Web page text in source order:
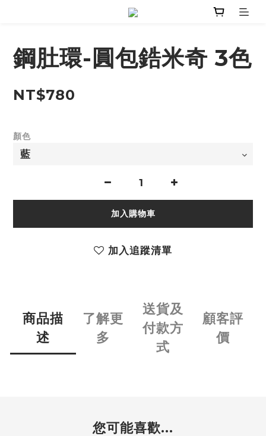
鋼肚環-圓包鋯米奇 3色
NT$780
顏色
加入購物車
加入追蹤清單
商品描
述
了解更
多
送貨及
付款方
式
顧客評
價
您可能喜歡...